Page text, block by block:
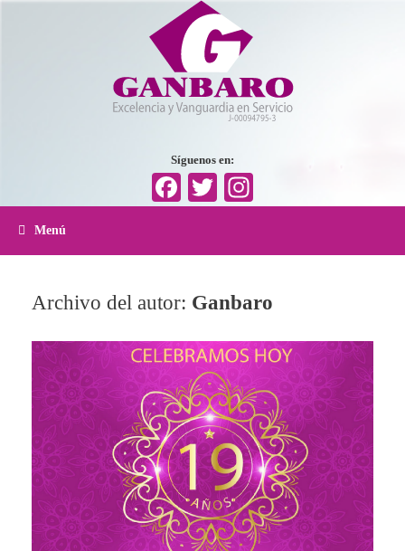
Síguenos en:
Facebook
Twitter
Menú
Archivo del autor: Ganbaro